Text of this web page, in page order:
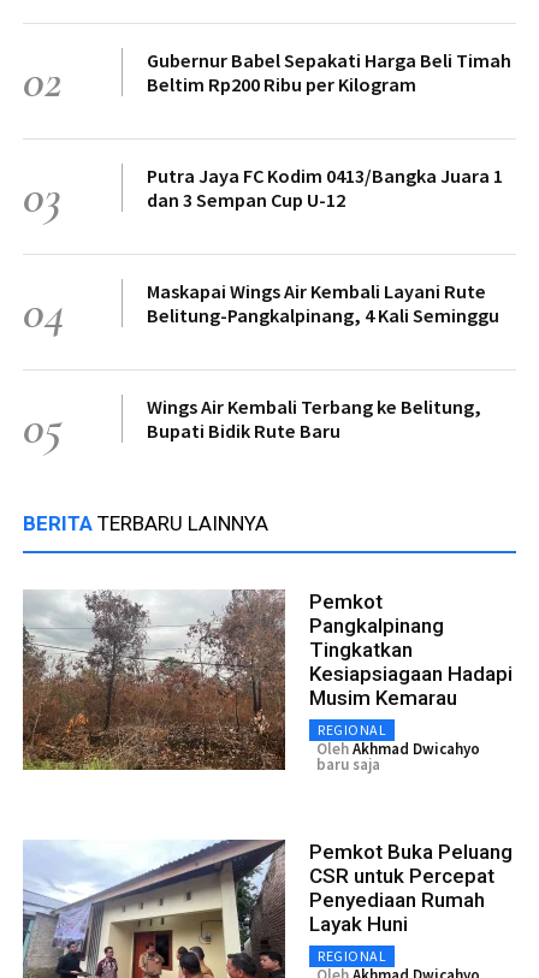
02
Gubernur Babel Sepakati Harga Beli Timah
Beltim Rp200 Ribu per Kilogram
03
Putra Jaya FC Kodim 0413/Bangka Juara 1
dan 3 Sempan Cup U-12
04
Maskapai Wings Air Kembali Layani Rute
Belitung-Pangkalpinang, 4 Kali Seminggu
05
Wings Air Kembali Terbang ke Belitung,
Bupati Bidik Rute Baru
BERITA TERBARU LAINNYA
Pemkot
Pangkalpinang
Tingkatkan
Kesiapsiagaan Hadapi
Musim Kemarau
REGIONAL
OlehAkhmad Dwicahyo
baru saja
Pemkot Buka Peluang
CSR untuk Percepat
Penyediaan Rumah
Layak Huni
REGIONAL